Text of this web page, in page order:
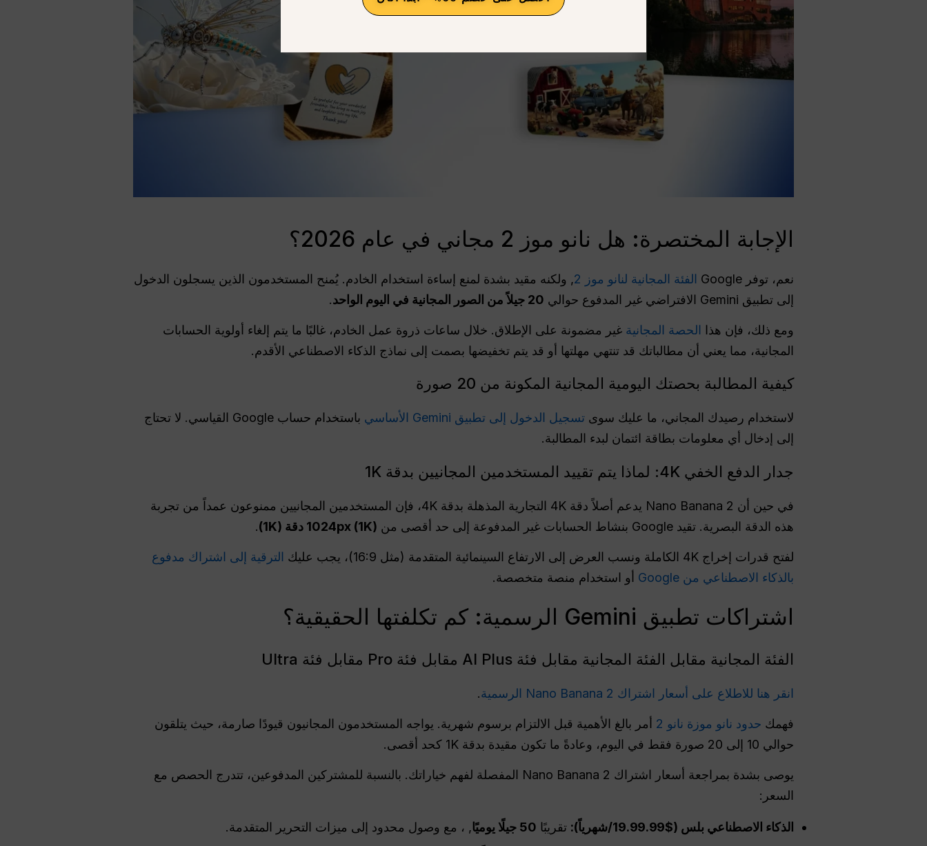
الإجابة المختصرة: هل نانو موز 2 مجاني في عام 2026؟
نعم، توفر Google الفئة المجانية لنانو موز 2
, ولكنه مقيد بشدة لمنع إساءة استخدام الخادم. يُمنح المستخدمون الذين يسجلون الدخول
إلى تطبيق Gemini الافتراضي غير المدفوع حوالي
20 جيلاً من الصور المجانية في اليوم الواحد .
ومع ذلك، فإن هذا الحصة المجانية غير مضمونة على الإطلاق. خلال ساعات ذروة عمل الخادم، غالبًا ما يتم إلغاء أولوية الحسابات
المجانية، مما يعني أن مطالباتك قد تنتهي مهلتها أو قد يتم تخفيضها بصمت إلى نماذج الذكاء الاصطناعي الأقدم.
كيفية المطالبة بحصتك اليومية المجانية المكونة من 20 صورة
لاستخدام رصيدك المجاني، ما عليك سوى تسجيل الدخول إلى تطبيق Gemini الأساسي
باستخدام حساب Google القياسي. لا تحتاج
إلى إدخال أي معلومات بطاقة ائتمان لبدء المطالبة.
جدار الدفع الخفي 4K: لماذا يتم تقييد المستخدمين المجانيين بدقة 1K
في حين أن Nano Banana 2 يدعم أصلاً دقة 4K التجارية المذهلة بدقة 4K، فإن المستخدمين المجانيين ممنوعون عمداً من تجربة
هذه الدقة البصرية. تقيد Google بنشاط الحسابات غير المدفوعة إلى حد أقصى من
1024px (1K) دقة (1K) .
لفتح قدرات إخراج 4K الكاملة ونسب العرض إلى الارتفاع السينمائية المتقدمة (مثل 16:9)، يجب عليك
الترقية إلى اشتراك مدفوع
بالذكاء الاصطناعي من Google
أو استخدام منصة متخصصة.
اشتراكات تطبيق Gemini الرسمية: كم تكلفتها الحقيقية؟
الفئة المجانية مقابل الفئة المجانية مقابل فئة AI Plus مقابل فئة Pro مقابل فئة Ultra
انقر هنا للاطلاع على أسعار اشتراك Nano Banana 2 الرسمية .
فهمك حدود نانو موزة نانو 2
أمر بالغ الأهمية قبل الالتزام برسوم شهرية. يواجه المستخدمون المجانيون قيودًا صارمة، حيث يتلقون
حوالي 10 إلى 20 صورة فقط في اليوم، وعادةً ما تكون مقيدة بدقة 1K كحد أقصى.
يوصى بشدة بمراجعة أسعار اشتراك Nano Banana 2 المفصلة لفهم خياراتك. بالنسبة للمشتركين المدفوعين، تتدرج الحصص مع
السعر:
الذكاء الاصطناعي بلس ($19.99.99/شهرياً): تقريبًا 50 جيلًا يوميًا , ، مع وصول محدود إلى ميزات التحرير المتقدمة.